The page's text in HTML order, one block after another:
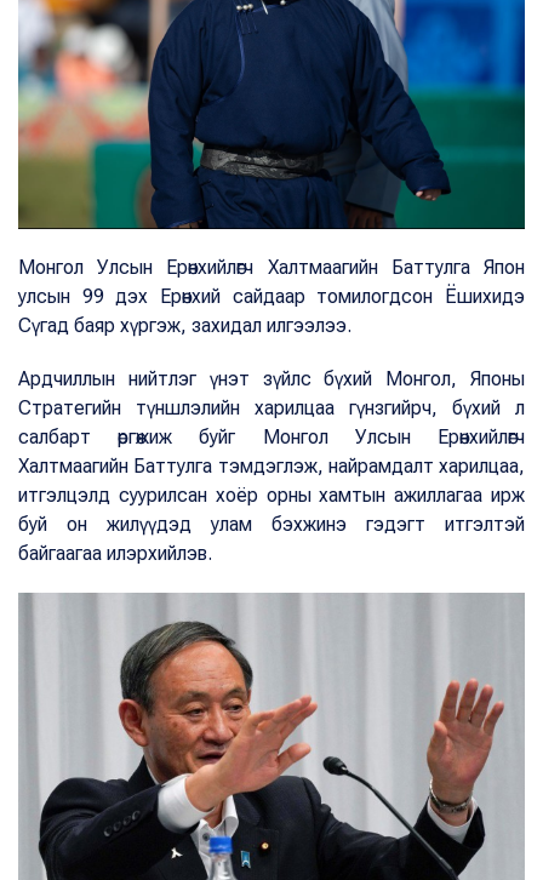
Монгол Улсын Ерөнхийлөгч Халтмаагийн Баттулга Япон
улсын 99 дэх Ерөнхий сайдаар томилогдсон Ёшихидэ
Сүгад баяр хүргэж, захидал илгээлээ.
Ардчиллын нийтлэг үнэт зүйлс бүхий Монгол, Японы
Стратегийн түншлэлийн харилцаа гүнзгийрч, бүхий л
салбарт өргөжиж буйг Монгол Улсын Ерөнхийлөгч
Халтмаагийн Баттулга тэмдэглэж, найрамдалт харилцаа,
итгэлцэлд суурилсан хоёр орны хамтын ажиллагаа ирж
буй он жилүүдэд улам бэхжинэ гэдэгт итгэлтэй
байгаагаа илэрхийлэв.